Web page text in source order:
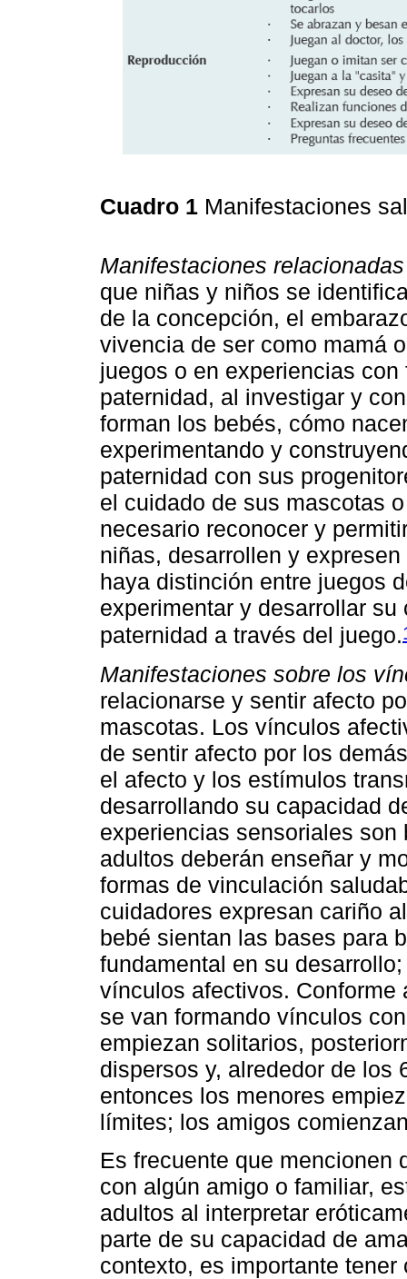
Cuadro 1 Manifestaciones
Manifestaciones
que niñas y niños se
de la concepción, el
vivencia de ser como mamá
juegos o en experiencias
paternidad, al investigar y
forman los bebés, cómo
experimentando y
paternidad con sus
el cuidado de sus mascotas
necesario reconocer y
niñas, desarrollen y
haya distinción entre juegos
experimentar y desarrollar
paternidad a través del juego.
Manifestaciones sobre los
relacionarse y sentir afecto
mascotas. Los vínculos
de sentir afecto por los
el afecto y los estímulos
desarrollando su capacidad
experiencias sensoriales
adultos deberán enseñar y
formas de vinculación
cuidadores expresan cariño
bebé sientan las bases para
fundamental en su
vínculos afectivos.
se van formando vínculos
empiezan solitarios,
dispersos y, alrededor de los
entonces los menores
límites; los amigos
Es frecuente que mencionen
con algún amigo o familiar,
adultos al interpretar
parte de su capacidad de
contexto, es importante